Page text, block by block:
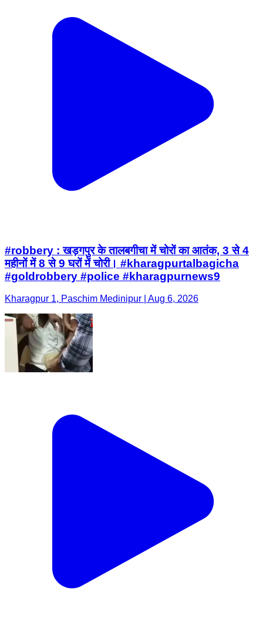
#robbery : खड़गपुर के तालबगीचा में चोरों का आतंक, 3 से 4
महीनों में 8 से 9 घरों में चोरी। #kharagpurtalbagicha
#goldrobbery #police #kharagpurnews9
Kharagpur 1, Paschim Medinipur | Aug 6, 2026